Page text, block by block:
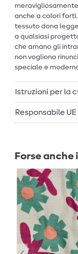
anche a colori
tessuto dona
a qualsiasi
che amano gli
non vogliono
speciale e
Istruzioni per la
Responsabile UE
Forse